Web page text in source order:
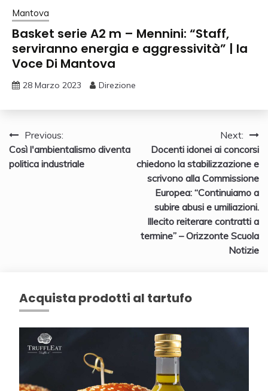
Mantova
Basket serie A2 m – Mennini: “Staff,
serviranno energia e aggressività” | la
Voce Di Mantova
28 Marzo 2023 Direzione
Navigazione
articoli
Previous:
Così l'ambientalismo diventa
politica industriale
Next:
Docenti idonei ai concorsi
chiedono la stabilizzazione e
scrivono alla Commissione
Europea: “Continuiamo a
subire abusi e umiliazioni.
Illecito reiterare contratti a
termine” – Orizzonte Scuola
Notizie
Acquista prodotti al tartufo